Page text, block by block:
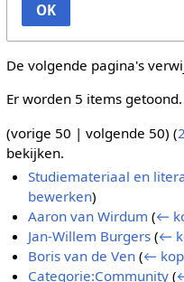
OK
De volgende pagina's
Er worden 5 items getoond.
(vorige 50 | volgende 50) (
bekijken.
Studiemateriaal en
bewerken)
Aaron van Wirdum (←
Jan-Willem Burgers (←
Boris van de Ven (←
Categorie:Community (